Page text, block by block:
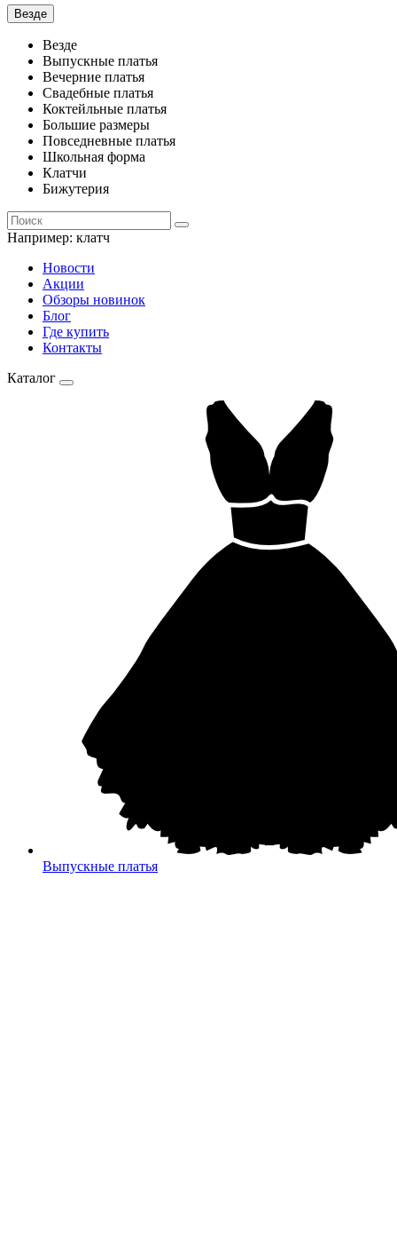
Везде
Везде
Выпускные платья
Вечерние платья
Свадебные платья
Коктейльные платья
Большие размеры
Повседневные платья
Школьная форма
Клатчи
Бижутерия
Например: клатч
Новости
Акции
Обзоры новинок
Блог
Где купить
Контакты
Каталог
Выпускные платья